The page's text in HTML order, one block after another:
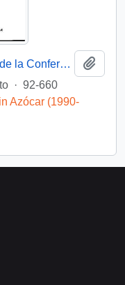
[Correspondencia del Presidente de la Conferencia Episcopal de Chile dirigida al Presidente Patricio Aylwin]
· 92-660
Azócar (1990-